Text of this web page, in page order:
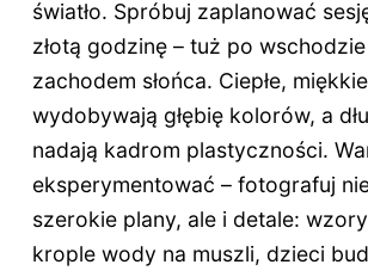
światło. Spróbuj zaplanować
złotą godzinę – tuż po
zachodem słońca. Ciepłe,
wydobywają głębię kolorów, a
nadają kadrom plastyczności.
eksperymentować – fotografuj
szerokie plany, ale i detale:
krople wody na muszli, dzieci